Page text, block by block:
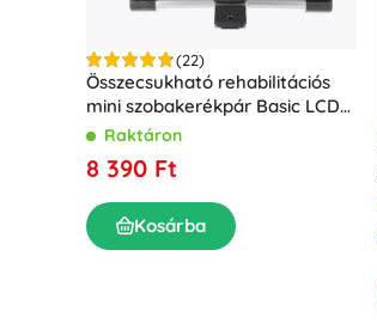
(22)
Összecsukható rehabilitációs
mini szobakerékpár Basic LCD
kijelzővel
Raktáron
8 390 Ft
Kosárba